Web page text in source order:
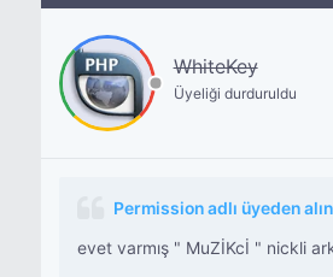
WhiteKey
Üyeliği durduruldu
Permission adlı üyeden
evet varmış " MuZİKcİ " nickli